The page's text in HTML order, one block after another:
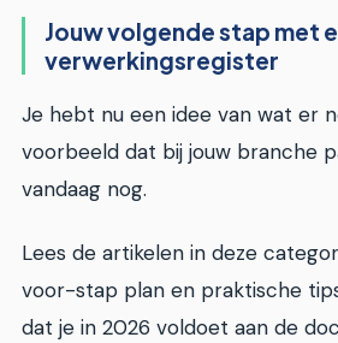
Jouw volgende stap met
verwerkingsregister
Je hebt nu een idee van wat er
voorbeeld dat bij jouw branche
vandaag nog.
Lees de artikelen in deze
voor-stap plan en praktische
dat je in 2026 voldoet aan de